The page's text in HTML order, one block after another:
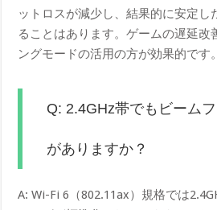
ットロスが減少し、結果的に安定し
ることはあります。ゲームの遅延改
ングモードの活用の方が効果的です。
Q: 2.4GHz帯でもビーム
がありますか？
A: Wi-Fi 6（802.11ax）規格では